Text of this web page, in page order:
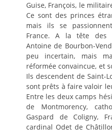
Guise, François, le
Ce sont des princes
mais ils se
France. A la tête des
Antoine de Bourbon-
peu incertain, mais
réformée convaincue, et
Ils descendent de Saint-
sont prêts à faire valoir
Entre les deux camps
de Montmorency,
Gaspard de Coligny,
cardinal Odet de